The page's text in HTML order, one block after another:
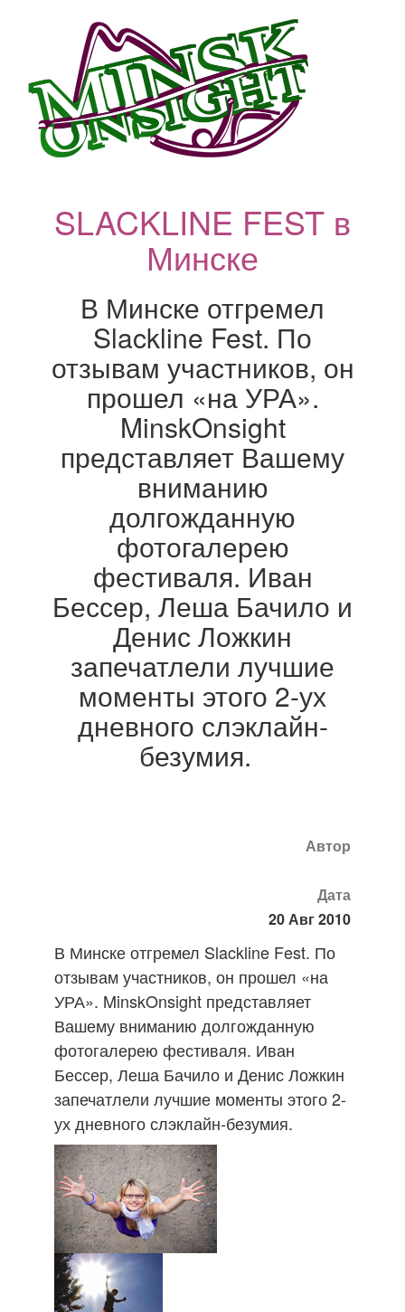
SLACKLINE FEST в
Минске
В Минске отгремел
Slackline Fest. По
отзывам участников, он
прошел «на УРА».
MinskOnsight
представляет Вашему
вниманию
долгожданную
фотогалерею
фестиваля. Иван
Бессер, Леша Бачило и
Денис Ложкин
запечатлели лучшие
моменты этого 2-ух
дневного слэклайн-
безумия.
Автор
Дата
20 Авг 2010
В Минске отгремел Slackline Fest. По
отзывам участников, он прошел «на
УРА». MinskOnsight представляет
Вашему вниманию долгожданную
фотогалерею фестиваля. Иван
Бессер, Леша Бачило и Денис Ложкин
запечатлели лучшие моменты этого 2-
ух дневного слэклайн-безумия.